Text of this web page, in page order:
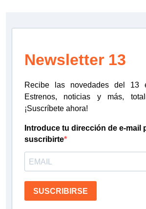
Newsletter 13
Recibe las novedades del 13
Estrenos, noticias y más,
¡Suscríbete ahora!
Introduce tu dirección de e-mail
suscribirte
SUSCRIBIRSE